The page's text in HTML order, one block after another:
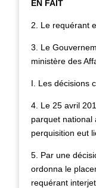
EN FAIT
2. Le requérant
3. Le
ministère des
I. Les décisions
4. Le 25 avril
parquet national
perquisition eut
5. Par une
ordonna le
requérant